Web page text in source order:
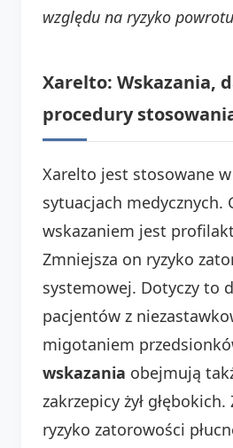
względu na ryzyko
Xarelto: Wskazania,
procedury
Xarelto jest stosowane
sytuacjach medycznych.
wskazaniem jest
Zmniejsza on ryzyko
systemowej. Dotyczy to
pacjentów z
migotaniem
wskazania obejmują
zakrzepicy żył
ryzyko zatorowości